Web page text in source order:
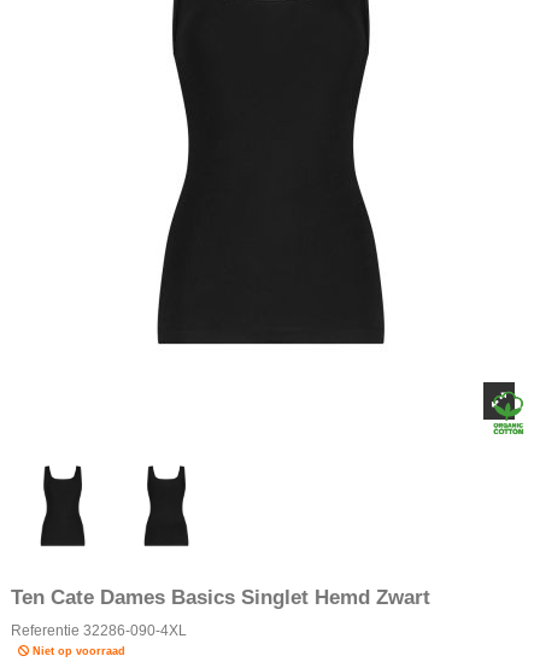
Ten Cate Dames Basics Singlet Hemd Zwart
Referentie 32286-090-4XL
Niet op voorraad